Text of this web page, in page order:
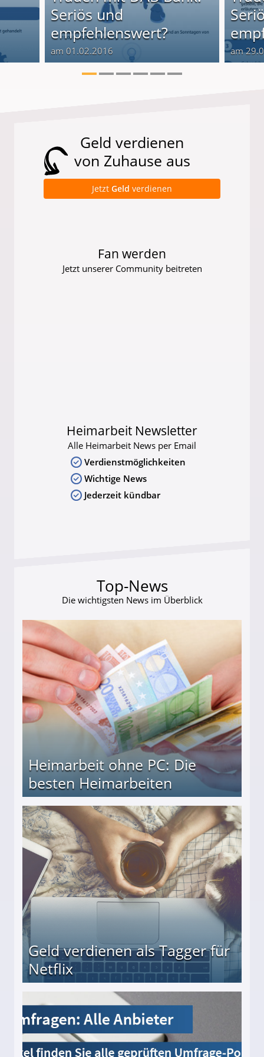
Seriös und
empfehlenswert?
am 01.02.2016 am
Geld verdienen
von Zuhause aus
Jetzt Geld verdienen
Fan werden
Jetzt unserer Community beitreten
Heimarbeit Newsletter
Alle Heimarbeit News per Email
Verdienstmöglichkeiten
Wichtige News
Jederzeit kündbar
Top-News
Die wichtigsten News im Überblick
Heimarbeit ohne PC: Die
besten Heimarbeiten
Geld verdienen als Tagger für
Netflix